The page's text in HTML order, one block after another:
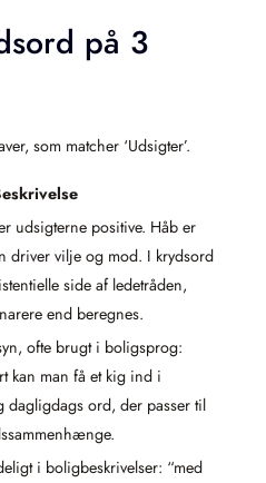
på 3
som matcher ‘Udsigter’.
udsigterne positive. Håb er
driver vilje og mod. I krydsord
side af ledetråden,
end beregnes.
ofte brugt i boligsprog:
kan man få et kig ind i
dagligdags ord, der passer til
i boligbeskrivelser: “med